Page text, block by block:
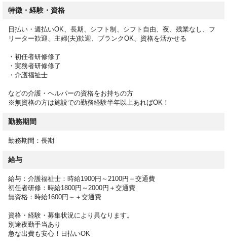
・レクリエーションの実行
・ご家族、ケアマネージャーとの相談業務
など、経験やスキルに応じてお願いします。
特徴・経験・資格
日払い・週払いOK、長期、シフト制、シフト自由、夜、残業なし、フ
リーター歓迎、主婦(夫)歓迎、ブランクOK、資格を活かせる
・初任者研修修了
・実務者研修修了
・介護福祉士
などの介護・ヘルパーの資格をお持ちの方
※無資格の方は施設での勤務経験半年以上あればOK！
勤務期間
勤務期間：長期
給与
給与：介護福祉士：時給1900円～2100円＋交通費
初任者研修：時給1800円～2000円＋交通費
無資格：時給1600円～＋交通費
資格・経験・募集状況により異なります。
別途夜勤手当あり
急な出費も安心！日払いOK